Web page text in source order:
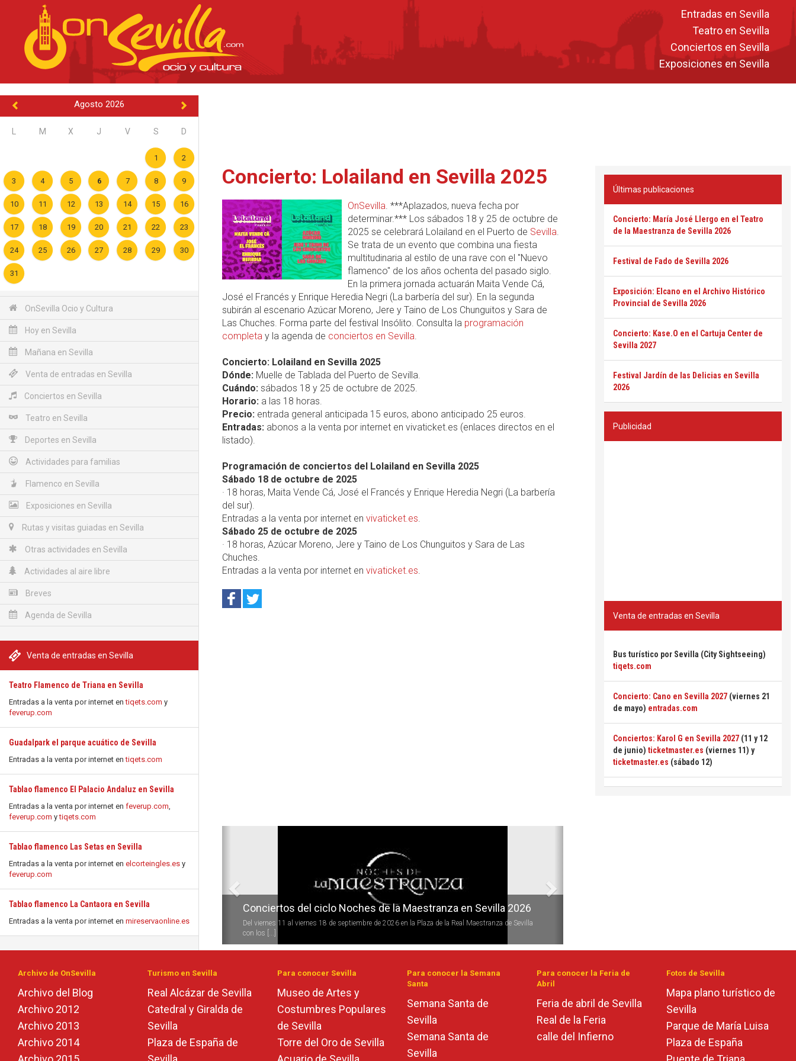
Entradas en Sevilla
Teatro en Sevilla
Conciertos en Sevilla
Exposiciones en Sevilla
Agosto 2026
M X J V S D
1 2
3 4 5 6 7 8 9
10 11 12 13 14 15 16
17 18 19 20 21 22 23
24 25 26 27 28 29 30
31
OnSevilla Ocio y Cultura
Hoy en Sevilla
Mañana en Sevilla
Venta de entradas en Sevilla
Conciertos en Sevilla
Teatro en Sevilla
Deportes en Sevilla
Actividades para familias
Flamenco en Sevilla
Exposiciones en Sevilla
Rutas y visitas guiadas en Sevilla
Otras actividades en Sevilla
Actividades al aire libre
Breves
Agenda de Sevilla
Venta de entradas en Sevilla
Teatro Flamenco de Triana en Sevilla
Entradas a la venta por internet entiqets.com y
feverup.com
Guadalpark el parque acuático de Sevilla
Entradas a la venta por internet entiqets.com
Tablao flamenco El Palacio Andaluz en Sevilla
Entradas a la venta por internet en feverup.com,
feverup.com ytiqets.com
Tablao flamenco Las Setas en Sevilla
Entradas a la venta por internet en elcorteingles.es y
feverup.com
Tablao flamenco La Cantaora en Sevilla
Entradas a la venta por internet en mireservaonline.es
Concierto: Lolailand en Sevilla 2025
OnSevilla. ***Aplazados, nueva fecha por
determinar.*** Los sábados 18 y 25 de octubre de
2025 se celebrará Lolailand en el Puerto de Sevilla.
Se trata de un evento que combina una fiesta
multitudinaria al estilo de una rave con el "Nuevo
flamenco" de los años ochenta del pasado siglo.
En la primera jornada actuarán Maita Vende Cá,
José el Francés y Enrique Heredia Negri (La barbería del sur). En la segunda
subirán al escenario Azúcar Moreno, Jere y Taino de Los Chunguitos y Sara de
Las Chuches. Forma parte del festival Insólito. Consulta la programación
completa y la agenda de conciertos en Sevilla.
Concierto: Lolailand en Sevilla 2025
Dónde: Muelle de Tablada del Puerto de Sevilla.
Cuándo: sábados 18 y 25 de octubre de 2025.
Horario: a las 18 horas.
Precio: entrada general anticipada 15 euros, abono anticipado 25 euros.
Entradas: abonos a la venta por internet en vivaticket.es (enlaces directos en el
listado).
Programación de conciertos del Lolailand en Sevilla 2025
Sábado 18 de octubre de 2025
· 18 horas, Maita Vende Cá, José el Francés y Enrique Heredia Negri (La barbería
del sur).
Entradas a la venta por internet en vivaticket.es.
Sábado 25 de octubre de 2025
· 18 horas, Azúcar Moreno, Jere y Taino de Los Chunguitos y Sara de Las
Chuches.
Entradas a la venta por internet en vivaticket.es.
Conciertos del ciclo Noches de la Maestranza en Sevilla 2026
Del viernes 11 al viernes 18 de septiembre de 2026 en la Plaza de la Real Maestranza de Sevilla
con los [...]
Últimas publicaciones
Concierto: María José Llergo en el Teatro
de la Maestranza de Sevilla 2026
Festival de Fado de Sevilla 2026
Exposición: Elcano en el Archivo Histórico
Provincial de Sevilla 2026
Concierto: Kase.O en el Cartuja Center de
Sevilla 2027
Festival Jardín de las Delicias en Sevilla
2026
Publicidad
Venta de entradas en Sevilla
Bus turístico por Sevilla (City Sightseeing)
tiqets.com
Concierto: Cano en Sevilla 2027 (viernes 21
de mayo) entradas.com
Conciertos: Karol G en Sevilla 2027 (11 y 12
de junio) ticketmaster.es (viernes 11) y
ticketmaster.es (sábado 12)
Archivo de OnSevilla
Archivo del Blog
Archivo 2012
Archivo 2013
Archivo 2014
Turismo en Sevilla
Real Alcázar de Sevilla
Catedral y Giralda de
Sevilla
Plaza de España de
Para conocer Sevilla
Museo de Artes y
Costumbres Populares
de Sevilla
Torre del Oro de Sevilla
Para conocer la Semana
Santa
Semana Santa de
Sevilla
Semana Santa de
Sevilla
Para conocer la Feria de
Abril
Feria de abril de Sevilla
Real de la Feria
calle del Infierno
Fotos de Sevilla
Mapa plano turístico de
Sevilla
Parque de María Luisa
Plaza de España